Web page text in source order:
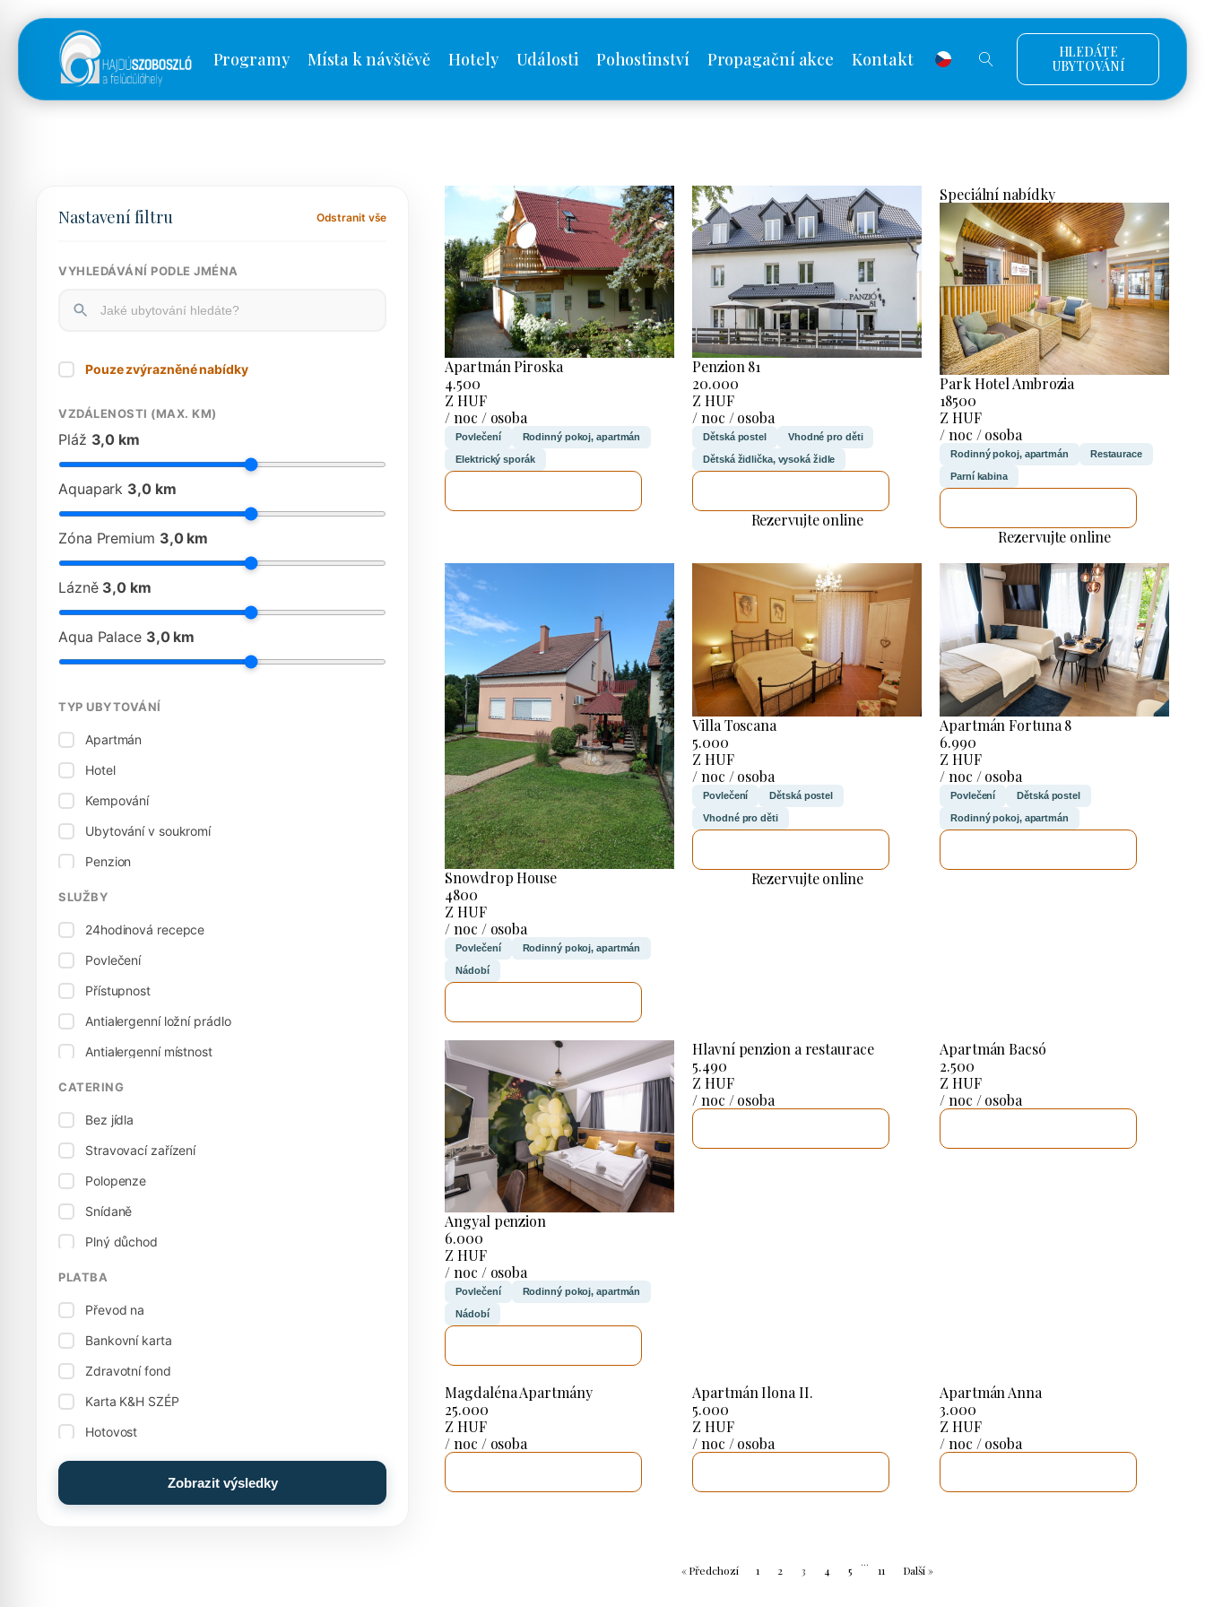
Programy Místa k návštěvě Hotely Události Pohostinství Propagační akce Kontakt
HLEDÁTE
UBYTOVÁNÍ
Nastavení filtru Odstranit vše
VYHLEDÁVÁNÍ PODLE JMÉNA
Pouze zvýrazněné nabídky
VZDÁLENOSTI (MAX. KM)
Pláž 3,0 km
Aquapark 3,0 km
Zóna Premium 3,0 km
Lázně 3,0 km
Aqua Palace 3,0 km
TYP UBYTOVÁNÍ
Apartmán
Hotel
Kempování
Ubytování v soukromí
Penzion
Penzion
SLUŽBY
24hodinová recepce
Povlečení
Přístupnost
Antialergenní ložní prádlo
Antialergenní místnost
Elektrická přípojka
Stolní tenis
Dětská postel
Vhodné pro děti
Dětská židlička, vysoká židle
Krytý bazén
Elektrický sporák
CATERING
Bez jídla
Stravovací zařízení
Polopenze
Snídaně
Plný důchod
Vegetariánská kuchyně
PLATBA
Převod na
Bankovní karta
Zdravotní fond
Karta K&H SZÉP
Hotovost
Hotovost: Euro (€)
Karta MKB SZÉP
Zobrazit výsledky
Apartmán Piroska
4.500
Z HUF
/ noc / osoba
Povlečení Rodinný pokoj, apartmán
Elektrický sporák
Penzion 81
20.000
Z HUF
/ noc / osoba
Dětská postel Vhodné pro děti
Dětská židlička, vysoká židle
Rezervujte online
Speciální nabídky
Park Hotel Ambrozia
18500
Z HUF
/ noc / osoba
Rodinný pokoj, apartmán Restaurace
Parní kabina
Rezervujte online
Snowdrop House
4800
Z HUF
/ noc / osoba
Povlečení Rodinný pokoj, apartmán
Nádobí
Villa Toscana
5.000
Z HUF
/ noc / osoba
Povlečení Dětská postel
Vhodné pro děti
Rezervujte online
Apartmán Fortuna 8
6.990
Z HUF
/ noc / osoba
Povlečení Dětská postel
Rodinný pokoj, apartmán
Angyal penzion
6.000
Z HUF
/ noc / osoba
Povlečení Rodinný pokoj, apartmán
Nádobí
Hlavní penzion a restaurace
5.490
Z HUF
/ noc / osoba
Apartmán Bacsó
2.500
Z HUF
/ noc / osoba
Magdaléna Apartmány
25.000
Z HUF
/ noc / osoba
Apartmán Ilona II.
5.000
Z HUF
/ noc / osoba
Apartmán Anna
3.000
Z HUF
/ noc / osoba
« Předchozí 1 2 3 4 5
...
11 Další »